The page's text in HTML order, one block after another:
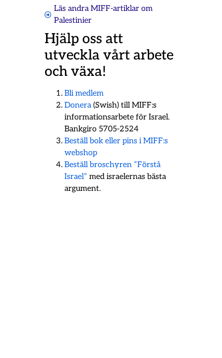
Läs andra MIFF-artiklar om
Palestinier
Hjälp oss att
utveckla vårt arbete
och växa!
Bli medlem
Donera(Swish) till MIFF:s
informationsarbete för Israel.
Bankgiro 5705-2524
Beställ bok eller pins i MIFF:s
webshop
Beställ broschyren ”Förstå
Israel” med israelernas bästa
argument.